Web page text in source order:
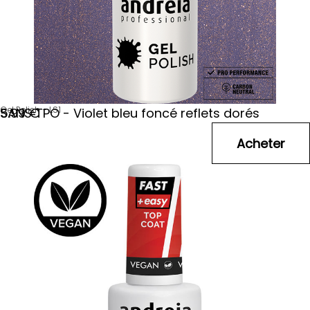
Gel Polish - LS1
SANS TPO - Violet bleu foncé reflets dorés
5.99 €